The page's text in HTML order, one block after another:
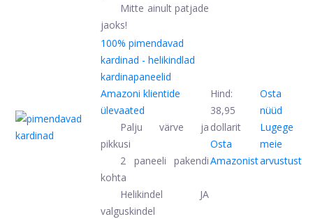
Mitte ainult patjade
jaoks!
100% pimendavad
kardinad - helikindlad
kardinapaneelid
Amazoni klientide
ülevaated
Palju värve ja
pikkusi
2 paneeli pakendi
kohta
Helikindel JA
valguskindel
Hind:
38,95
dollarit
Osta
Amazonist
Osta
nüüd
Lugege
meie
arvustust